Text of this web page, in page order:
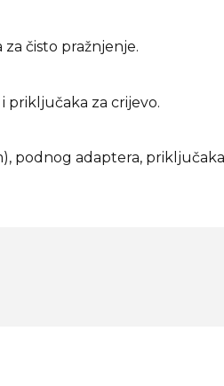
čisto pražnjenje.
priključaka za crijevo.
podnog adaptera,